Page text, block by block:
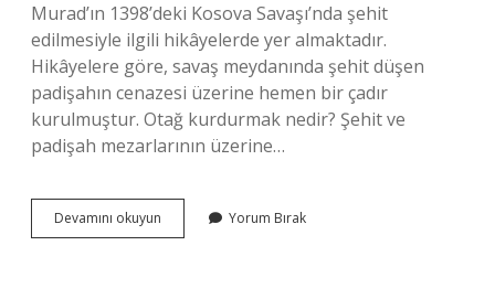
Murad’ın 1398’deki Kosova Savaşı’nda şehit
edilmesiyle ilgili hikâyelerde yer almaktadır.
Hikâyelere göre, savaş meydanında şehit düşen
padişahın cenazesi üzerine hemen bir çadır
kurulmuştur. Otağ kurdurmak nedir? Şehit ve
padişah mezarlarının üzerine…
Devamını okuyun
Otağ
Yorum Bırak